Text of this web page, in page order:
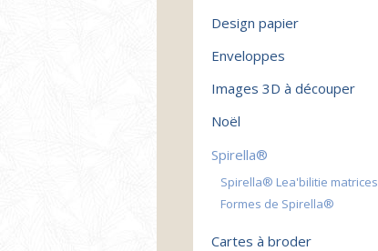
Design papier
Enveloppes
Images 3D à découper
Noël
Spirella®
Spirella® Lea'bilitie matrices
Formes de Spirella®
Cartes à broder